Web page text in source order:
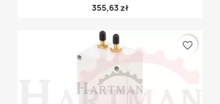
355,63 zł
favorite_border